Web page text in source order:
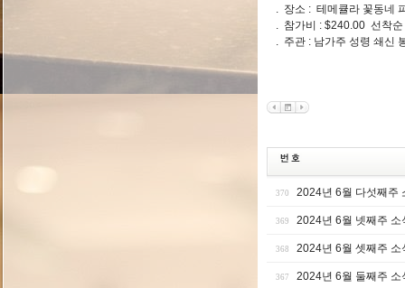
. 장소 : 테메큘라 꽃동네
. 참가비 : $240.00 선착순
. 주관 : 남가주 성령 쇄신
370 2024년 6월 다섯째주
369 2024년 6월 넷째주 소
368 2024년 6월 셋째주 소
367 2024년 6월 둘째주 소